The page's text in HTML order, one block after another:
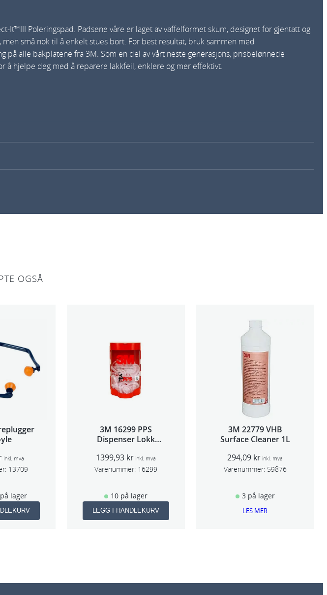
Poleringspad. Padsene våre er laget av vaffelformet skum, designet for gjentatt og
små nok til å enkelt stues bort. For best resultat, bruk sammen med
alle bakplatene fra 3M. Som en del av vårt neste generasjons, prisbelønnede
hjelpe deg med å reparere lakkfeil, enklere og mer effektivt.
OGSÅ
inkl. mva
13709
lager
3M 16299 PPS
Dispenser Lokk
1399,93 kr inkl. mva
Varenummer: 16299
10 på lager
LEGG I HANDLEKURV
3M 22779 VHB
Surface Cleaner 1L
294,09 kr inkl. mva
Varenummer: 59876
3 på lager
LES MER